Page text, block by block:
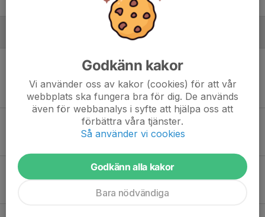
IFK Falköping IK Blå - Sörhaga/Alingsås Hockey
Borås Ishall
-
Sörhaga/Alingsås Hockey Grön - Ulricehamns IF
Borås Ishall
Lör 10
11:15
Borås HC Vit - Sörhaga/Alingsås Hockey Grön
Borås Ishall
Godkänn kakor
Vi använder oss av kakor (cookies) för att vår
webbplats ska fungera bra för dig. De används
även för webbanalys i syfte att hjälpa oss att
förbättra våra tjänster.
Så använder vi cookies
Godkänn alla kakor
Bara nödvändiga